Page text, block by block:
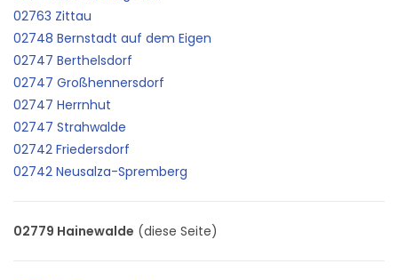
02763 Zittau
02748 Bernstadt auf dem Eigen
02747 Berthelsdorf
02747 Großhennersdorf
02747 Herrnhut
02747 Strahwalde
02742 Friedersdorf
02742 Neusalza-Spremberg
02779 Hainewalde (diese Seite)